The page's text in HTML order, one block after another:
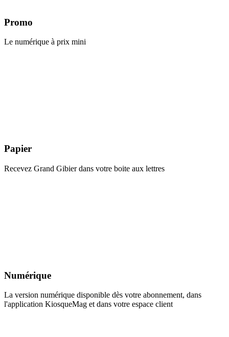
Promo
Le numérique à prix mini
Papier
Recevez Grand Gibier dans votre boite aux lettres
Numérique
La version numérique disponible dès votre abonnement, dans
l'application KiosqueMag et dans votre espace client